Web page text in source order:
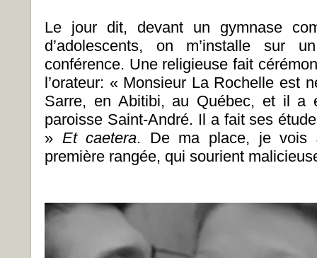
Le jour dit, devant un gymnase
d’adolescents, on m’installe sur
conférence. Une religieuse fait
l’orateur: « Monsieur La Rochelle est
Sarre, en Abitibi, au Québec, et il a
paroisse Saint-André. Il a fait ses
» Et caetera. De ma place, je vois
première rangée, qui sourient